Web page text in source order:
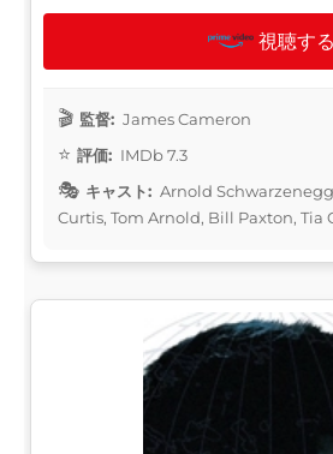
視聴する
監督: James Cameron
評価: IMDb 7.3
キャスト: Arnold
Curtis, Tom Arnold, Bill Paxton, Tia